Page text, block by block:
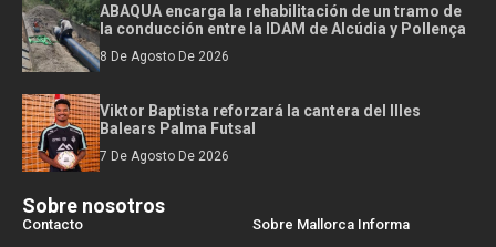
ABAQUA encarga la rehabilitación de un tramo de
la conducción entre la IDAM de Alcúdia y Pollença
8 De Agosto De 2026
Viktor Baptista reforzará la cantera del Illes
Balears Palma Futsal
7 De Agosto De 2026
Sobre nosotros
Contacto Sobre Mallorca Informa